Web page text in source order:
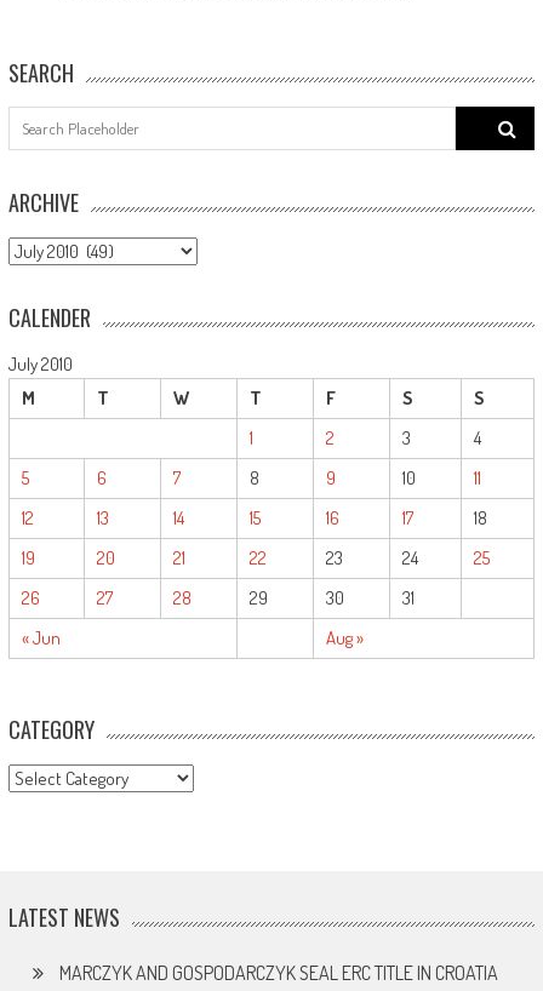
SEARCH
Search
for:
ARCHIVE
ARCHIVE
CALENDER
July 2010
M
T W T F S S
« Jun Aug »
1 2 3
4
5
6 7 8 9 10
11
12
13 14 15 16 17
18
19
20 21 22 23 24
25
26
27 28 29 30 31
CATEGORY
CATEGORY
LATEST NEWS
MARCZYK AND GOSPODARCZYK SEAL ERC TITLE IN CROATIA